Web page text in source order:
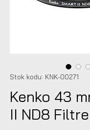
Stok kodu: KNK-00271
Kenko 43
II ND8 Filtre